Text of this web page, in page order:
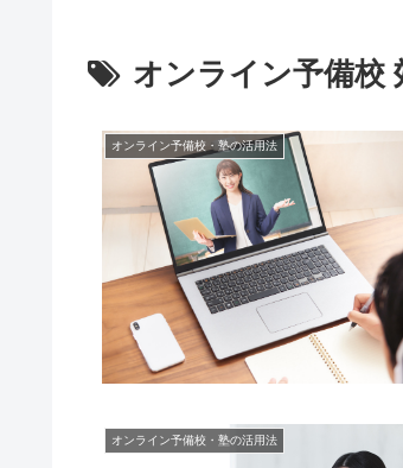
オンライン予備校
オンライン予備校・塾の活用法
オンライン予備校・塾の活用法